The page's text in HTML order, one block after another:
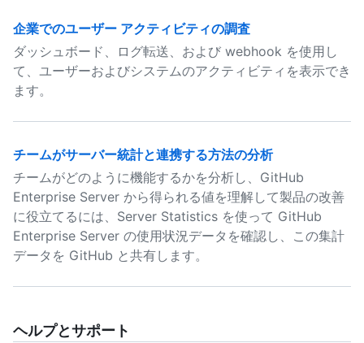
企業でのユーザー アクティビティの調査
ダッシュボード、ログ転送、および webhook を使用し
て、ユーザーおよびシステムのアクティビティを表示でき
ます。
チームがサーバー統計と連携する方法の分析
チームがどのように機能するかを分析し、GitHub
Enterprise Server から得られる値を理解して製品の改善
に役立てるには、Server Statistics を使って GitHub
Enterprise Server の使用状況データを確認し、この集計
データを GitHub と共有します。
ヘルプとサポート